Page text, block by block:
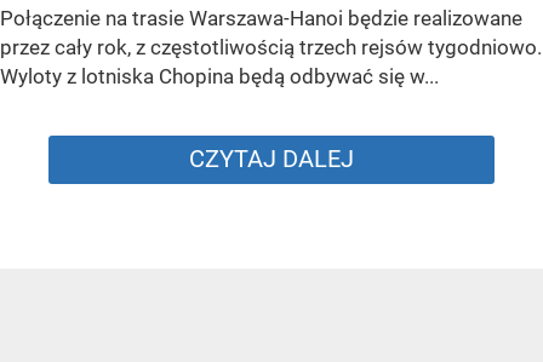
Połączenie na trasie Warszawa-Hanoi będzie realizowane
przez cały rok, z częstotliwością trzech rejsów tygodniowo.
Wyloty z lotniska Chopina będą odbywać się w...
CZYTAJ DALEJ